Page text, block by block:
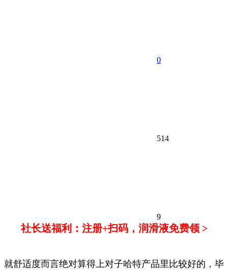
0
514
9
社长送福利：注册+扫码，润滑液免费领 >
就舒适度而言绝对算得上对子哈特产品里比较好的，毕